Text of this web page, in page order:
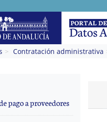
Contratación administrativa
pago a proveedores